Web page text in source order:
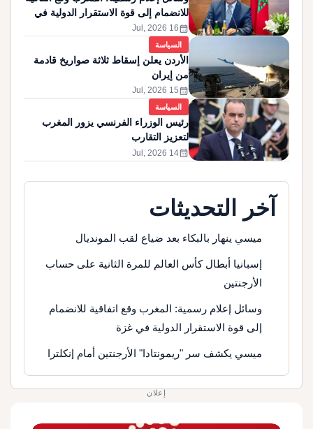
للانضمام إلى قوة الاستقرار الدولية في
غزة
calendar_month
16 Jul, 2026
السياسة
الأردن يعلن إسقاط ثلاثة صواريخ قادمة
من إيران
calendar_month
15 Jul, 2026
السياسة
رئيس الوزراء الفرنسي يزور المغرب
لتعزيز التقارب
calendar_month
14 Jul, 2026
آخر التحديثات
ميسي ينهار بالبكاء بعد ضياع لقب المونديال
إسبانيا أبطال كأس العالم للمرة الثانية على حساب
الأرجنتين
وسائل إعلام رسمية: المغرب وقع اتفاقية للانضمام
إلى قوة الاستقرار الدولية في غزة
ميسي يكشف سر "ريمونتادا" الأرجنتين أمام إنكلترا
إعلان